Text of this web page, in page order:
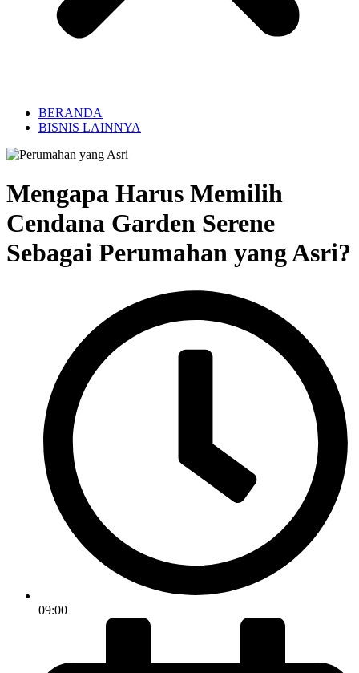
BERANDA
BISNIS LAINNYA
Mengapa Harus Memilih
Cendana Garden Serene
Sebagai Perumahan yang Asri?
09:00